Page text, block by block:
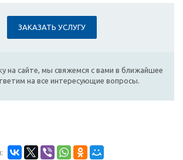
ЗАКАЗАТЬ УСЛУГУ
на сайте, мы свяжемся с вами в ближайшее
на все интересующие вопросы.